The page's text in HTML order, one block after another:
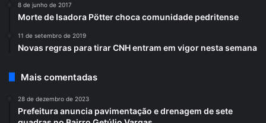
8 de junho de 2017
Morte de Isadora Pötter choca comunidade pedritense
11 de setembro de 2019
Novas regras para tirar CNH entram em vigor nesta semana
Mais comentadas
28 de dezembro de 2023
Prefeitura anuncia pavimentação e drenagem de sete